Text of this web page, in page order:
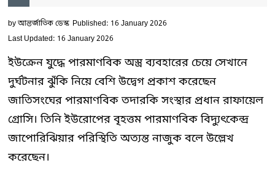
byআন্তর্জাতিক ডেস্ক Published: 16 January 2026
Last Updated: 16 January 2026
ইউক্রেন যুদ্ধে পারমাণবিক অস্ত্র ব্যবহারের চেয়ে সেখানে
দুর্ঘটনার ঝুঁকি নিয়ে বেশি উদ্বেগ প্রকাশ করেছেন
জাতিসংঘের পারমাণবিক তদারকি সংস্থার প্রধান রাফায়েল
গ্রোসি। তিনি ইউরোপের বৃহত্তম পারমাণবিক বিদ্যুৎকেন্দ্র
জাপোরিঝিয়ার পরিস্থিতি অত্যন্ত নাজুক বলে উল্লেখ
করেছেন।